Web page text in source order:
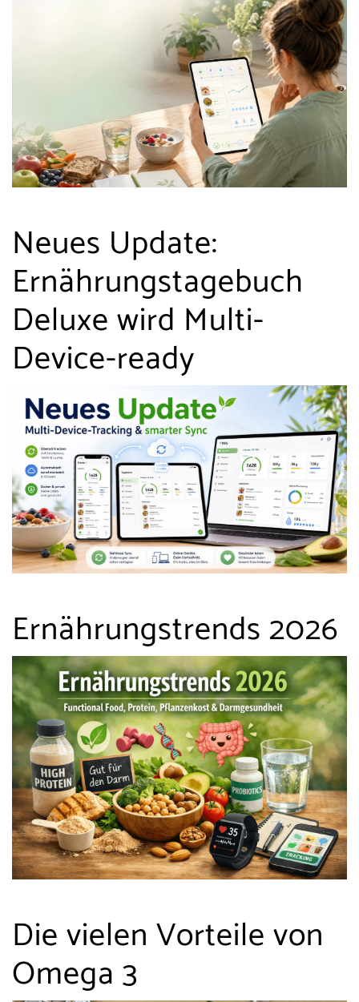
Neues Update:
Ernährungstagebuch
Deluxe wird Multi-
Device-ready
Ernährungstrends 2026
Die vielen Vorteile von
Omega 3